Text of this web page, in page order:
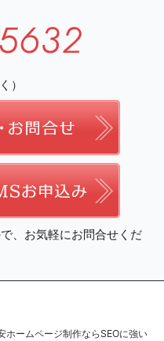
）
、お気軽にお問合せくだ
ホームページ制作ならSEOに強い